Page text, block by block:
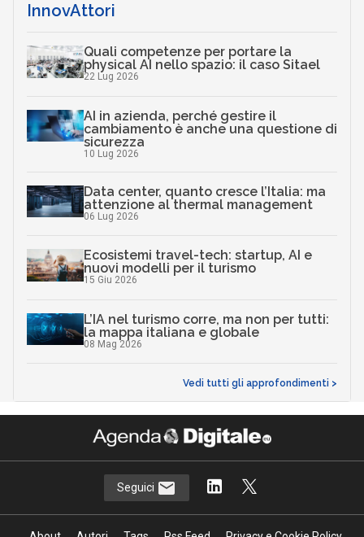
InnovAttori
Quali competenze per portare la
physical AI nello spazio: il caso Sitael
22 Lug 2026
AI in azienda, perché gestire il
cambiamento è anche una questione di
sicurezza
10 Lug 2026
Data center, quanto cresce l’Italia: ma
attenzione al thermal management
06 Lug 2026
Ecosistemi travel-tech: startup, AI e
nuovi modelli per il turismo
15 Giu 2026
L’IA nel turismo corre, ma non per tutti:
la mappa italiana e globale
08 Mag 2026
Vedi tutti gli approfondimenti >
Seguici